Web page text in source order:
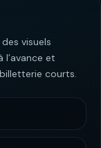
visuels
et
courts.